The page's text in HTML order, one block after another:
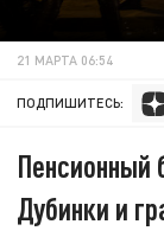
21 МАРТА 06:54
ПОДПИШИТЕСЬ:
Пенсионный
Дубинки и